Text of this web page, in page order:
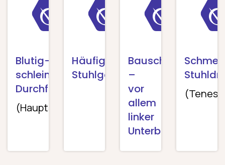
Blutig-
schleimige
Durchfälle
(Hauptsymptom)
Häufiger
Stuhlgang
Bauschmerzen
–
vor
allem
linker
Unterbauch